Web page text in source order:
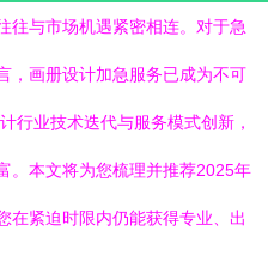
往与市场机遇紧密相连。对于急
，画册设计加急服务已成为不可
行业技术迭代与服务模式创新，
。本文将为您梳理并推荐2025年
在紧迫时限内仍能获得专业、出